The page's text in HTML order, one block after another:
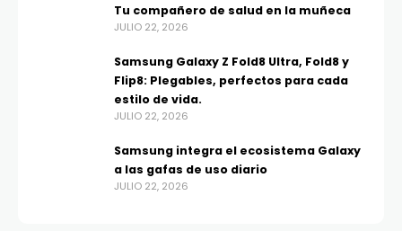
Tu compañero de salud en la muñeca
JULIO 22, 2026
Samsung Galaxy Z Fold8 Ultra, Fold8 y
Flip8: Plegables, perfectos para cada
estilo de vida.
JULIO 22, 2026
Samsung integra el ecosistema Galaxy
a las gafas de uso diario
JULIO 22, 2026